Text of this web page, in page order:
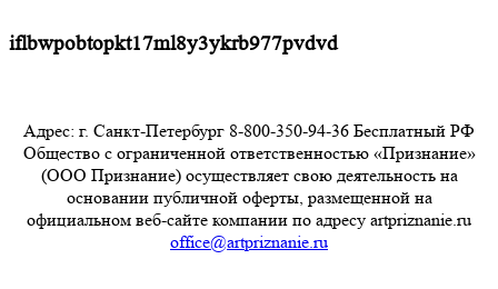
iflbwpobtopkt17ml8y3ykrb977pvdvd
Адрес: г. Санкт-Петербург 8-800-350-94-36 Бесплатный РФ
Общество с ограниченной ответственностью «Признание»
(ООО Признание) осуществляет свою деятельность на
основании публичной оферты, размещенной на
официальном веб-сайте компании по адресу artpriznanie.ru
office@artpriznanie.ru